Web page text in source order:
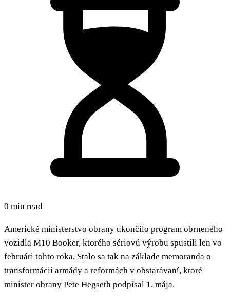
0 min read
Americké ministerstvo obrany ukončilo program obrneného
vozidla M10 Booker, ktorého sériovú výrobu spustili len vo
februári tohto roka. Stalo sa tak na základe memoranda o
transformácii armády a reformách v obstarávaní, ktoré
minister obrany Pete Hegseth podpísal 1. mája.